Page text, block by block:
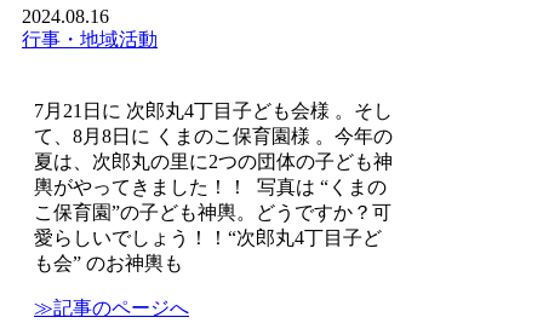
2024.08.16
行事・地域活動
7月21日に 次郎丸4丁目子ども会様 。そし
て、8月8日に くまのこ保育園様 。今年の
夏は、次郎丸の里に2つの団体の子ども神
輿がやってきました！！ 写真は “くまの
こ保育園”の子ども神輿。どうですか？可
愛らしいでしょう！！“次郎丸4丁目子ど
も会” のお神輿も
≫記事のページへ